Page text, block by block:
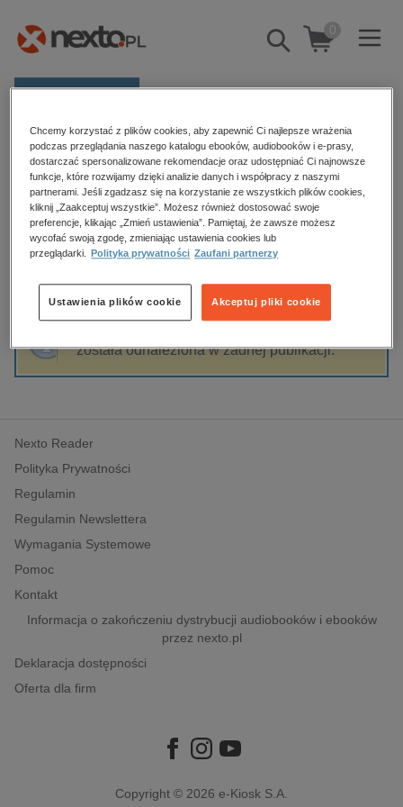
Pokaż/schowaj
wyszukiwarkę
0
Kategorie
Zobacz wszystkie E-prasa
budownictwo, aranżacja wnętrz
biznesowe, branżowe, gospodarka
dzienniki
edukacja
hobby, sport, rozrywka
komputery, internet, technologie, informatyka
polityka, społeczno-informacyjne
psychologiczne
inne
popularno-naukowe
historia
Strona główna Danuta Konieczka-Śliwińska
Danuta Konieczka-Śliwińska
Sortowanie Filtrowanie
została odnaleziona w żadnej publikacji.
Nexto Reader
Polityka Prywatności
Regulamin
Regulamin Newslettera
Wymagania Systemowe
Pomoc
Kontakt
Informacja o zakończeniu dystrybucji audiobooków i ebooków
przez nexto.pl
Deklaracja dostępności
Oferta dla firm
Copyright © 2026 e-Kiosk S.A.
Chcemy korzystać z plików cookies, aby zapewnić Ci najlepsze wrażenia
podczas przeglądania naszego katalogu ebooków, audiobooków i e-prasy,
dostarczać spersonalizowane rekomendacje oraz udostępniać Ci najnowsze
funkcje, które rozwijamy dzięki analizie danych i współpracy z naszymi
partnerami. Jeśli zgadzasz się na korzystanie ze wszystkich plików cookies,
kliknij „Zaakceptuj wszystkie”. Możesz również dostosować swoje
preferencje, klikając „Zmień ustawienia”. Pamiętaj, że zawsze możesz
wycofać swoją zgodę, zmieniając ustawienia cookies lub
przeglądarki.
Polityka prywatności Zaufani partnerzy
Akceptuj pliki cookie
Ustawienia plików cookie